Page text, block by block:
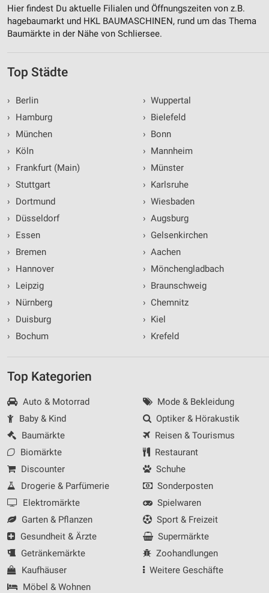
Hier findest Du aktuelle Filialen und Öffnungszeiten von z.B.
hagebaumarkt und HKL BAUMASCHINEN, rund um das Thema
Baumärkte in der Nähe von Schliersee.
Top Städte
›
Berlin
›
Hamburg
›
München
›
Köln
›
Frankfurt (Main)
› Stuttgart
›
Dortmund
›
Düsseldorf
›
Essen
›
Bremen
›
Hannover
›
Leipzig
›
Nürnberg
›
Duisburg
›
Bochum
› Wuppertal
› Bielefeld
› Bonn
› Mannheim
› Münster
› Karlsruhe
› Wiesbaden
› Augsburg
› Gelsenkirchen
› Aachen
› Mönchengladbach
› Braunschweig
› Chemnitz
› Kiel
› Krefeld
Top Kategorien
Auto & Motorrad
Baby & Kind
Baumärkte
Biomärkte
Discounter
Drogerie & Parfümerie
Elektromärkte
Garten & Pflanzen
Gesundheit & Ärzte
Getränkemärkte
Kaufhäuser
Möbel & Wohnen
Mode & Bekleidung
Optiker & Hörakustik
Reisen & Tourismus
Restaurant
Schuhe
Sonderposten
Spielwaren
Sport & Freizeit
Supermärkte
Zoohandlungen
Weitere Geschäfte